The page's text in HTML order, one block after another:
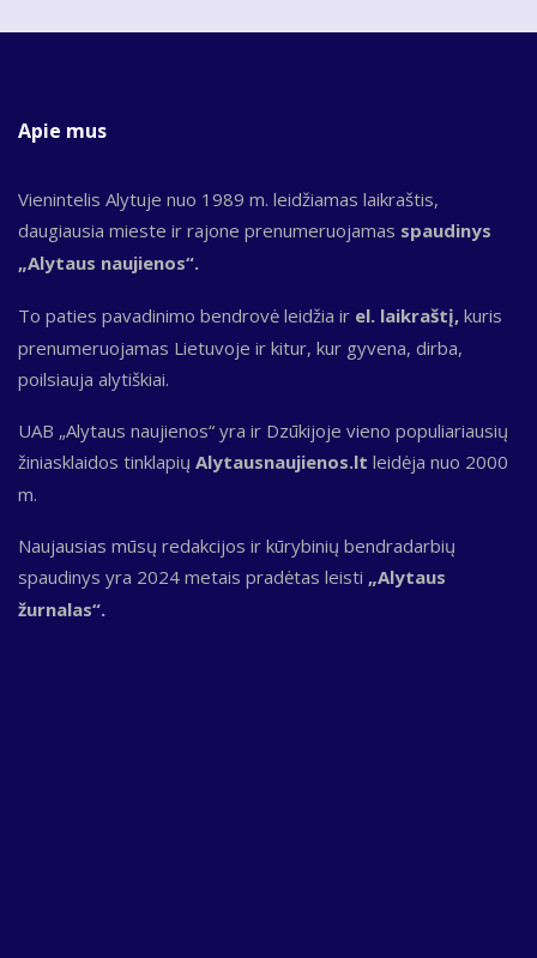
Apie mus
Vienintelis Alytuje nuo 1989 m. leidžiamas laikraštis,
daugiausia mieste ir rajone prenumeruojamas spaudinys
„Alytaus naujienos“.
To paties pavadinimo bendrovė leidžia ir el. laikraštį, kuris
prenumeruojamas Lietuvoje ir kitur, kur gyvena, dirba,
poilsiauja alytiškiai.
UAB „Alytaus naujienos“ yra ir Dzūkijoje vieno populiariausių
žiniasklaidos tinklapių Alytausnaujienos.lt leidėja nuo 2000
m.
Naujausias mūsų redakcijos ir kūrybinių bendradarbių
spaudinys yra 2024 metais pradėtas leisti „Alytaus
žurnalas“.